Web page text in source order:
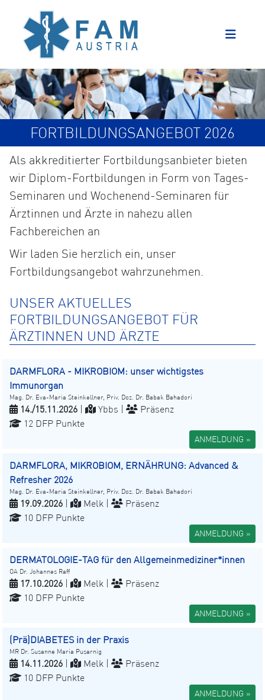
FORTBILDUNGSANGEBOT 2026
Als akkreditierter Fortbildungsanbieter bieten
wir Diplom-Fortbildungen in Form von Tages-
Seminaren und Wochenend-Seminaren für
Ärztinnen und Ärzte in nahezu allen
Fachbereichen an
Wir laden Sie herzlich ein, unser
Fortbildungsangebot wahrzunehmen.
UNSER AKTUELLES
FORTBILDUNGSANGEBOT FÜR
ÄRZTINNEN UND ÄRZTE
DARMFLORA - MIKROBIOM: unser wichtigstes
Immunorgan
Mag. Dr. Eva-Maria Steinkellner, Priv. Doz. Dr. Babak Bahadori
14./15.11.2026 Ybbs |
Präsenz
12 DFP Punkte
ANMELDUNG »
DARMFLORA, MIKROBIOM, ERNÄHRUNG: Advanced &
Refresher 2026
Mag. Dr. Eva-Maria Steinkellner, Priv. Doz. Dr. Babak Bahadori
19.09.2026 Melk |
Präsenz
10 DFP Punkte
ANMELDUNG »
DERMATOLOGIE-TAG für den Allgemeinmediziner*innen
OA Dr. Johannes Raff
17.10.2026 Melk |
Präsenz
10 DFP Punkte
ANMELDUNG »
(Prä)DIABETES in der Praxis
MR Dr. Susanne Maria Pusarnig
14.11.2026 Melk |
Präsenz
10 DFP Punkte
ANMELDUNG »